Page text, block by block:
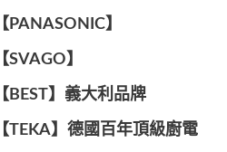
️【PANASONIC】️
️【SVAGO】️
️【BEST】️義大利品牌
️【TEKA】️德國百年頂級廚電